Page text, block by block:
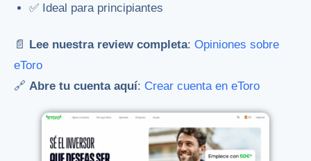
✅ Ideal para principiantes
📄 Lee nuestra review completa: Opiniones sobre
eToro
🔗 Abre tu cuenta aquí: Crear cuenta en eToro